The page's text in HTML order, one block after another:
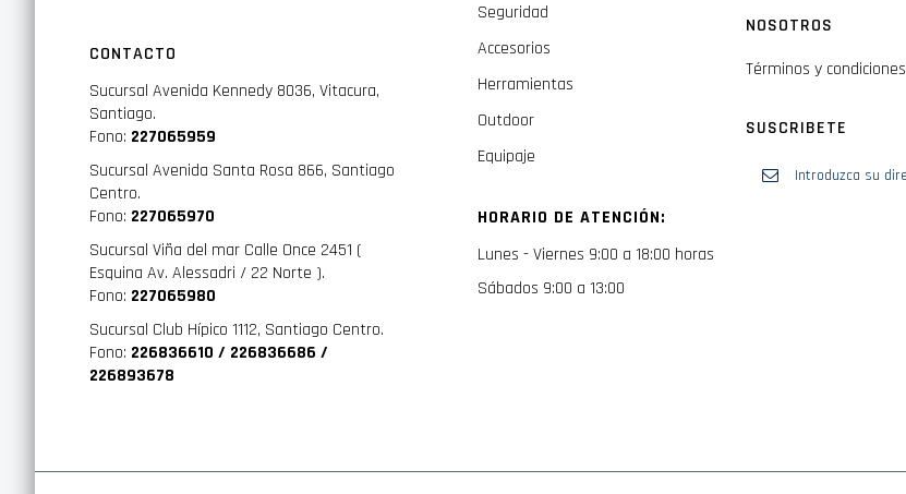
CONTACTO
Sucursal Avenida Kennedy 8036, Vitacura,
Santiago.
Fono: 227065959
Sucursal Avenida Santa Rosa 866, Santiago
Centro.
Fono: 227065970
Sucursal Viña del mar Calle Once 2451 (
Esquina Av. Alessadri / 22 Norte ).
Fono: 227065980
Sucursal Club Hípico 1112, Santiago Centro.
Fono: 226836610 / 226836686 /
226893678
Seguridad
Accesorios
Herramientas
Outdoor
Equipaje
HORARIO DE ATENCIÓN:
Lunes - Viernes 9:00 a 18:00 horas
Sábados 9:00 a 13:00
NOSOTROS
Términos y condiciones
SUSCRIBETE